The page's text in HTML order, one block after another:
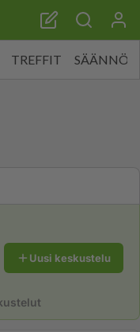
TREFFIT SÄÄNNÖT
Uusi keskustelu